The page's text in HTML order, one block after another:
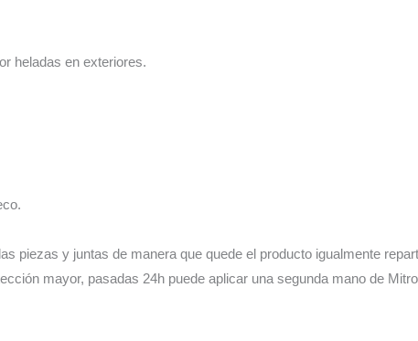
heladas en exteriores.
piezas y juntas de manera que quede el producto igualmente
mayor, pasadas 24h puede aplicar una segunda mano de